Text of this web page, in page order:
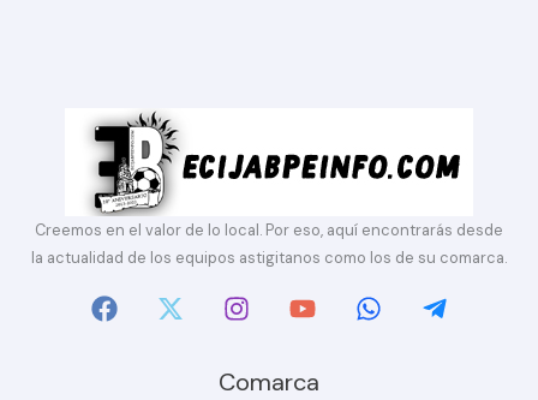
Creemos en el valor de lo local. Por eso, aquí encontrarás desde
la actualidad de los equipos astigitanos como los de su comarca.
Comarca